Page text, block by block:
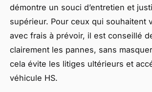
démontre un souci d’entretien et
supérieur. Pour ceux qui souhaitent
avec frais à prévoir, il est conseillé
clairement les pannes, sans
cela évite les litiges ultérieurs et
véhicule HS.